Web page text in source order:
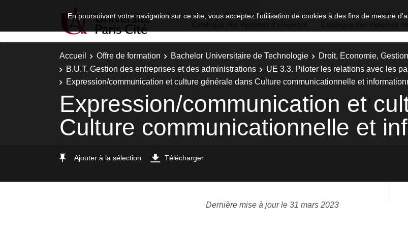
En poursuivant votre navigation sur ce site, vous acceptez l'utilisation de cookies à des fins de mesure
Accueil Offre de formation Bachelor Universitaire de Technologie Droit, Economie, Gestion
B.U.T. Gestion des entreprises et des administrations
UE 3.3. Piloter les relations avec les
Expression/communication et culture générale dans Culture communicationnelle et
Expression/communication et
Culture communicationnelle et
Ajouter à la sélection Télécharger
Dernière mise à jour le 31 mars 2023